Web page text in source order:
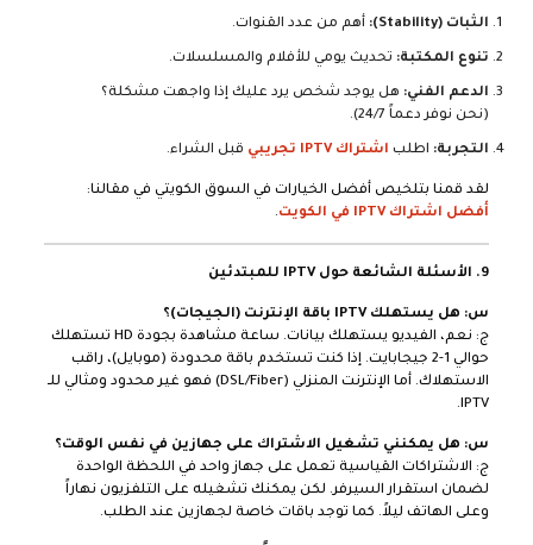
الثبات (Stability): أهم من عدد القنوات.
تنوع المكتبة: تحديث يومي للأفلام والمسلسلات.
الدعم الفني: هل يوجد شخص يرد عليك إذا واجهت مشكلة؟
(نحن نوفر دعماً 24/7).
التجربة: اطلب اشتراك IPTV تجريبي قبل الشراء.
لقد قمنا بتلخيص أفضل الخيارات في السوق الكويتي في مقالنا:
أفضل اشتراك IPTV في الكويت
.
9. الأسئلة الشائعة حول IPTV للمبتدئين
س: هل يستهلك IPTV باقة الإنترنت (الجيجات)؟
ج: نعم، الفيديو يستهلك بيانات. ساعة مشاهدة بجودة HD تستهلك
حوالي 1-2 جيجابايت. إذا كنت تستخدم باقة محدودة (موبايل)، راقب
الاستهلاك. أما الإنترنت المنزلي (DSL/Fiber) فهو غير محدود ومثالي للـ
IPTV.
س: هل يمكنني تشغيل الاشتراك على جهازين في نفس الوقت؟
ج: الاشتراكات القياسية تعمل على جهاز واحد في اللحظة الواحدة
لضمان استقرار السيرفر. لكن يمكنك تشغيله على التلفزيون نهاراً
وعلى الهاتف ليلاً. كما توجد باقات خاصة لجهازين عند الطلب.